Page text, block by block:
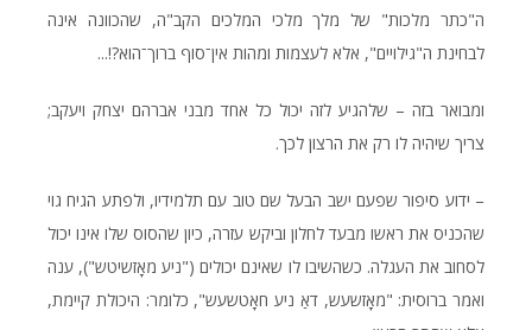
ה"כתר מלכות" של מלך מלכי המלכים הקב"ה, שהכוונה אינה
לבחינת ה"גילויים", אלא לעצמות ומהות אין־סוף ברוך־הוא?!...
ומבואר בזה – שלהגיע לזה יכול כל אחד מבני אברהם יצחק ויעקב;
צריך שיהיה לו רק את הרצון לכך.
– ידוע סיפור שפעם ישב הבעל שם טוב עם תלמידיו, ולפתע הגיח גוי
שהכניס את ראשו מבעד לחלון וביקש עזרה, כיון שהסוס שלו אינו יכול
לסחוב את העגלה. כשהשיבו לו שאינם יכולים ("ניע מאָזשיטש"), ענה
ואמר ברוסית: "מאָזשעש, דאַ ניע חאָטשעש", כלומר: היכולת קיימת,